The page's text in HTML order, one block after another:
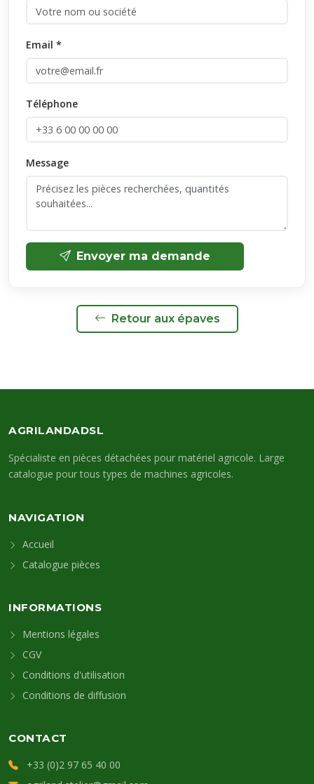
Email *
Téléphone
Message
Envoyer ma demande
Retour aux épaves
AGRILANDADSL
Spécialiste en pièces détachées pour matériel agricole. Large
catalogue pour tous types de machines agricoles.
NAVIGATION
Accueil
Catalogue pièces
INFORMATIONS
Mentions légales
CGV
Conditions d'utilisation
Conditions de diffusion
CONTACT
+33 (0)2 97 65 40 00